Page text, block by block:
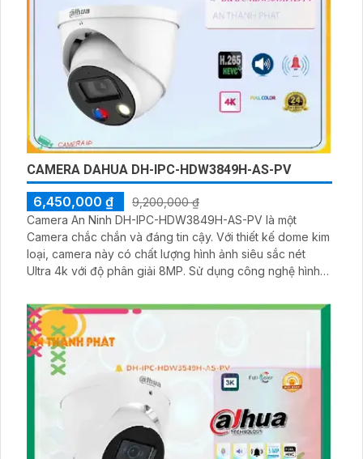
CAMERA DAHUA DH-IPC-HDW3849H-AS-PV
6,450,000 ₫
9,200,000 ₫
Camera An Ninh DH-IPC-HDW3849H-AS-PV là một
Camera chắc chắn và đáng tin cậy. Với thiết kế dome kim
loại, camera này có chất lượng hình ảnh siêu sắc nét
Ultra 4k với độ phân giải 8MP. Sử dụng công nghệ hình
hình ảnh thiếu sáng Starlight, cho phép bạn quan sát rõ
ràng ngay cả trong điều kiện ánh sáng yếu